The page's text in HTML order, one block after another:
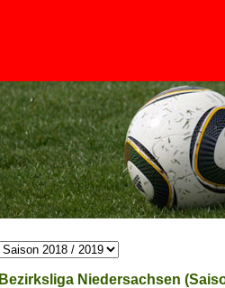
Bezirksliga Niedersachsen